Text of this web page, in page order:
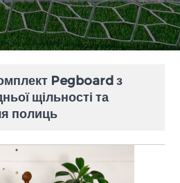
Pegboard з
щільності та
полиць